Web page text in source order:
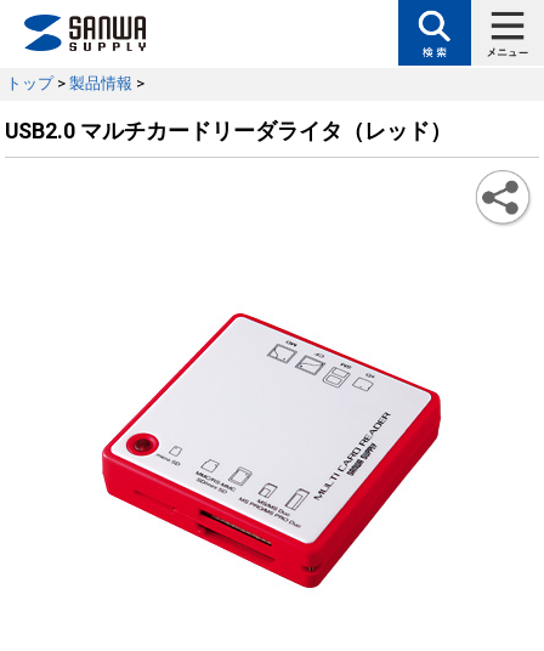
トップ> 製品情報 >
USB2.0 マルチカードリーダライタ（レッド）